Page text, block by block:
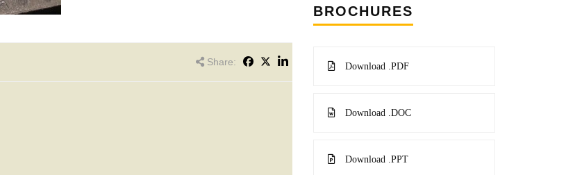
Share:
BROCHURES
Download .PDF
Download .DOC
Download .PPT